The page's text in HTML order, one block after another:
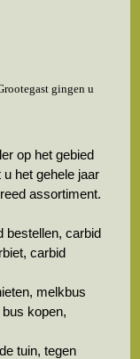
gingen u
op het gebied
het gehele jaar
assortiment.
bestellen, carbid
carbid
melkbus
kopen,
tuin, tegen